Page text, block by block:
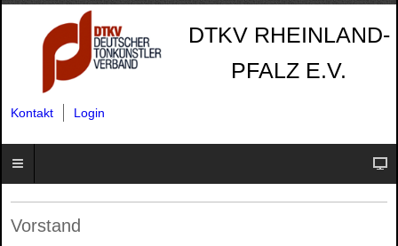
DTKV RHEINLAND-
PFALZ E.V.
Kontakt Login
Vorstand